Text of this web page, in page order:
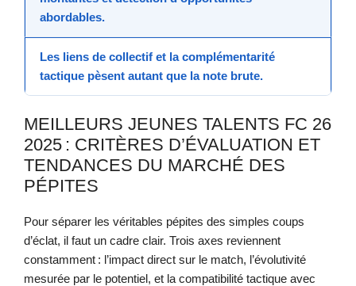
abordables.
Les liens de collectif et la complémentarité
tactique pèsent autant que la note brute.
MEILLEURS JEUNES TALENTS FC 26
2025 : CRITÈRES D’ÉVALUATION ET
TENDANCES DU MARCHÉ DES
PÉPITES
Pour séparer les véritables pépites des simples coups
d’éclat, il faut un cadre clair. Trois axes reviennent
constamment : l’impact direct sur le match, l’évolutivité
mesurée par le potentiel, et la compatibilité tactique avec